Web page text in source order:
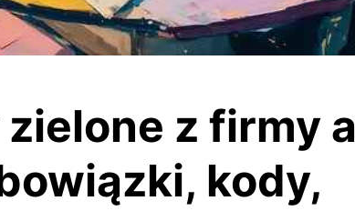
z firmy a
kody,